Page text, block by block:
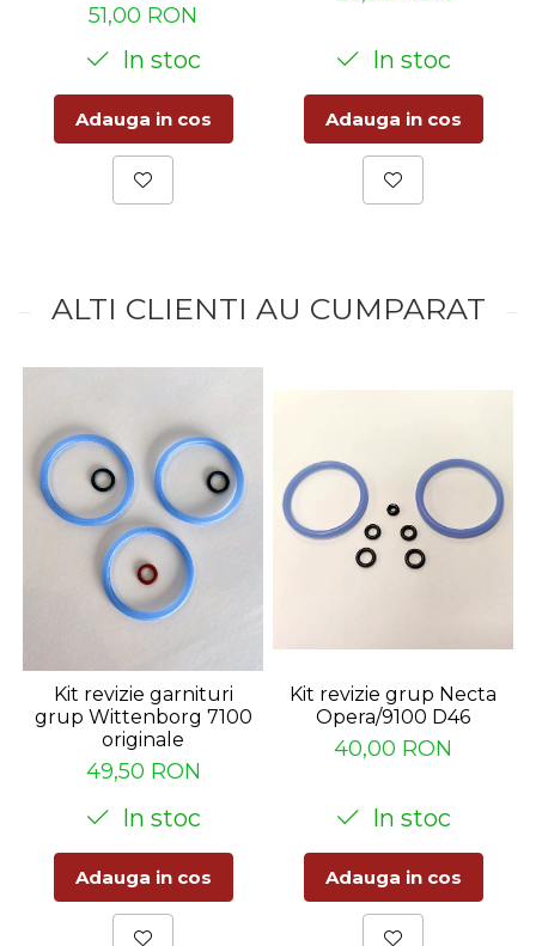
51,00 RON
In stoc
Adauga in cos
In stoc
Adauga in cos
ALTI CLIENTI AU CUMPARAT
Kit revizie garnituri
grup Wittenborg 7100
originale
49,50 RON
In stoc
Adauga in cos
Kit revizie grup Necta
Opera/9100 D46
40,00 RON
In stoc
Adauga in cos